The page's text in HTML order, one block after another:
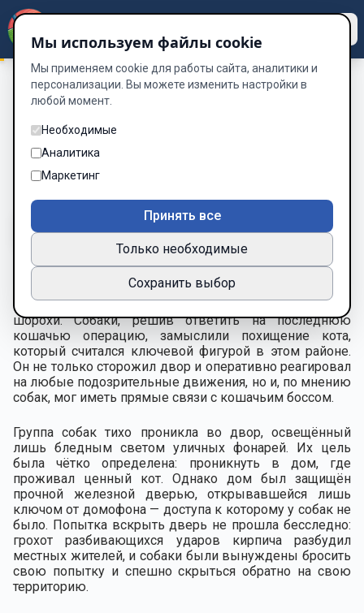
Теория заговора: По кошачьим следам
шорохов
Глава 5: Ночь шорохов
Глава 5 из 17
A-
Ночь поглотила город, и в тишине соседнего района,
где располагался блокпост кошек, вдруг раздались
шорохи. Собаки, решив ответить на последнюю
кошачью операцию, замыслили похищение кота,
который считался ключевой фигурой в этом районе.
Он не только сторожил двор и оперативно реагировал
на любые подозрительные движения, но и, по мнению
собак, мог иметь прямые связи с кошачьим боссом.
Группа собак тихо проникла во двор, освещённый
лишь бледным светом уличных фонарей. Их цель
была чётко определена: проникнуть в дом, где
проживал ценный кот. Однако дом был защищён
прочной железной дверью, открывавшейся лишь
ключом от домофона — доступа к которому у собак не
было. Попытка вскрыть дверь не прошла бесследно:
грохот разбивающихся ударов кирпича разбудил
местных жителей, и собаки были вынуждены бросить
свою попытку и спешно скрыться обратно на свою
территорию.
Мы используем файлы cookie
Мы применяем cookie для работы сайта, аналитики и
персонализации. Вы можете изменить настройки в
любой момент.
Необходимые
Аналитика
Маркетинг
Принять все
Только необходимые
Сохранить выбор